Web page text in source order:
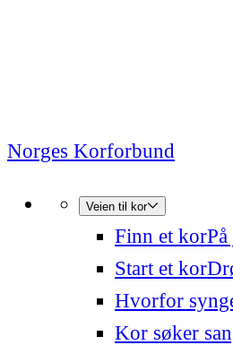
Norges Korforbund
Veien til kor
Finn et kor
Start et kor
Hvorfor
Kor søker